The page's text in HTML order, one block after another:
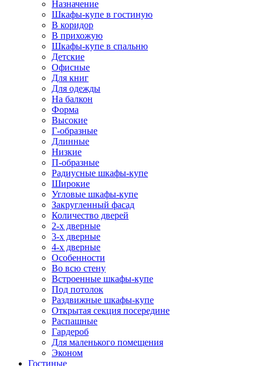
Назначение
Шкафы-купе в гостиную
В коридор
В прихожую
Шкафы-купе в спальню
Детские
Офисные
Для книг
Для одежды
На балкон
Форма
Высокие
Г-образные
Длинные
Низкие
П-образные
Радиусные шкафы-купе
Широкие
Угловые шкафы-купе
Закругленный фасад
Количество дверей
2-х дверные
3-х дверные
4-х дверные
Особенности
Во всю стену
Встроенные шкафы-купе
Под потолок
Раздвижные шкафы-купе
Открытая секция посередине
Распашные
Гардероб
Для маленького помещения
Эконом
Гостиные